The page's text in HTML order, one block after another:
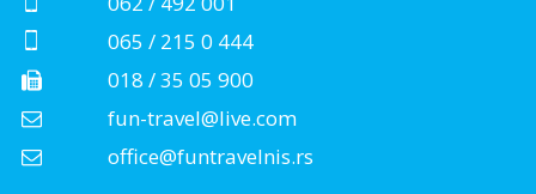
065 / 215 0 444
018 / 35 05 900
fun-travel@live.com
office@funtravelnis.rs